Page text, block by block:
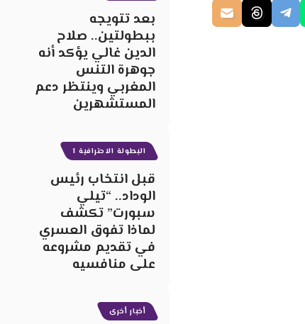
بعد تتويجه
ببطولتين.. صلاح
الدين غالي يؤكد أنه
جوهرة التنس
المغربي وينتظر دعم
المستشهرين
البطولة الاحترافية 1
قبل انتخاب رئيس
الوداد.. “تيلي
سبورت” تكشف
لماذا تفوق العسري
في تقديم مشروعه
على منافسيه
أخبار أخرى